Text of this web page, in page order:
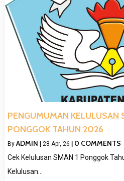
PENGUMUMAN KELULUSAN
PONGGOK TAHUN 2026
By ADMIN | 28 Apr, 26 | 0 COMMENTS
Cek Kelulusan SMAN 1 Ponggok
Kelulusan…